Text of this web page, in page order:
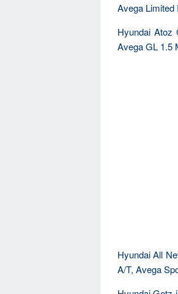
Avega Limited
Hyundai Atoz
Avega GL 1.5
Hyundai All
A/T, Avega